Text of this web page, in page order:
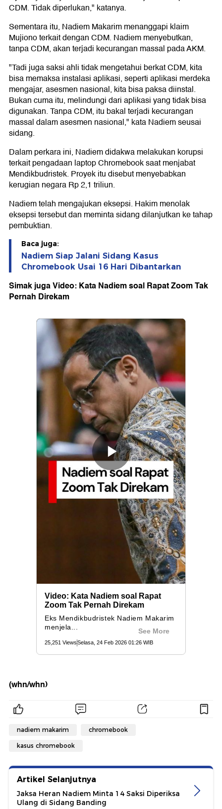
CDM. Tidak diperlukan," katanya.
Sementara itu, Nadiem Makarim menanggapi klaim
Mujiono terkait dengan CDM. Nadiem menyebutkan,
tanpa CDM, akan terjadi kecurangan massal pada AKM.
"Tadi juga saksi ahli tidak mengetahui berkat CDM, kita
bisa memaksa instalasi aplikasi, seperti aplikasi merdeka
mengajar, asesmen nasional, kita bisa paksa diinstal.
Bukan cuma itu, melindungi dari aplikasi yang tidak bisa
digunakan. Tanpa CDM, itu bakal terjadi kecurangan
massal dalam asesmen nasional," kata Nadiem seusai
sidang.
Dalam perkara ini, Nadiem didakwa melakukan korupsi
terkait pengadaan laptop Chromebook saat menjabat
Mendikbudristek. Proyek itu disebut menyebabkan
kerugian negara Rp 2,1 triliun.
Nadiem telah mengajukan eksepsi. Hakim menolak
eksepsi tersebut dan meminta sidang dilanjutkan ke tahap
pembuktian.
Baca juga:
Nadiem Siap Jalani Sidang Kasus
Chromebook Usai 16 Hari Dibantarkan
Simak juga Video: Kata Nadiem soal Rapat Zoom Tak
Pernah Direkam
(whn/whn)
nadiem makarim chromebook
kasus chromebook
Artikel Selanjutnya
Jaksa Heran Nadiem Minta 14 Saksi Diperiksa
Ulang di Sidang Banding